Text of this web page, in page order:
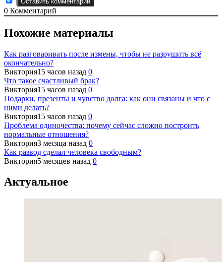
0 Комментарий
Похожие материалы
Как разговаривать после измены, чтобы не разрушить всё
окончательно?
Виктория15 часов назад 0
Что такое счастливый брак?
Виктория15 часов назад 0
Подарки, презенты и чувство долга: как они связаны и что с
ними делать?
Виктория15 часов назад 0
Проблема одиночества: почему сейчас сложно построить
нормальные отношения?
Виктория3 месяца назад 0
Как развод сделал человека свободным?
Виктория5 месяцев назад 0
Актуальное